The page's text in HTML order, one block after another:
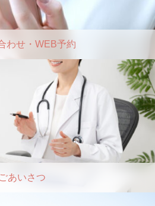
わせ・WEB予約
ごあいさつ